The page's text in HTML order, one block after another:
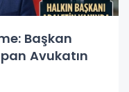
Başkan
Avukatın